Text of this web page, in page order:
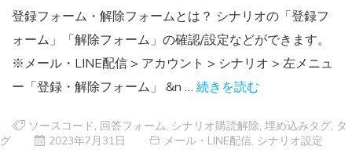
登録フォーム・解除フォームとは？ シナリオの「登録フ
ォーム」「解除フォーム」の確認/設定などができます。
※メール・LINE配信 > アカウント > シナリオ > 左メニュ
ー「登録・解除フォーム」 &n … 続きを読む
ソースコード 回答フォーム シナリオ購読解除 埋め込みタグ タ
グ
2023年7月31日 メール・LINE配信 シナリオ設定